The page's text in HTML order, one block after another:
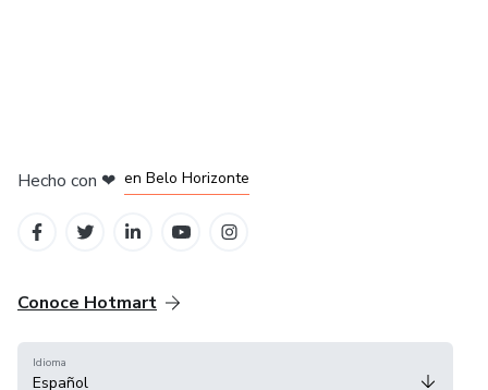
Hecho con ❤ en Belo Horizonte
Conoce Hotmart
Idioma
Español